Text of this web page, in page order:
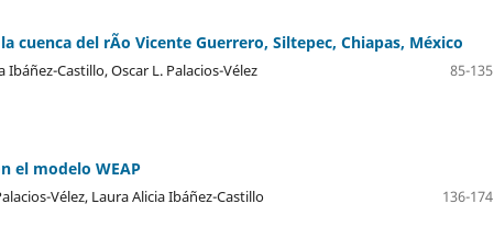
del rÃ­o Vicente Guerrero, Siltepec, Chiapas, México
Castillo, Oscar L. Palacios-Vélez
85-135
el modelo WEAP
Vélez, Laura Alicia Ibáñez-Castillo
136-174